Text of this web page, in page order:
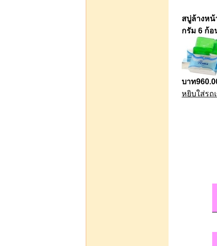
สบู่ล้างห
กรัม 6 ก้อ
บาท
หยิบใส่รถ